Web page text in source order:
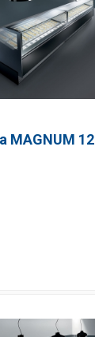
MAGNUM 12